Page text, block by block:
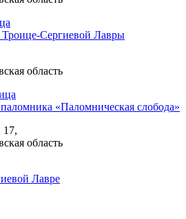
Троице-Сергиевой Лавры
область
«Паломническая слобода»
17,
область
Лавре